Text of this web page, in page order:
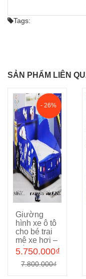
Tags:
SẢN PHẨM LIÊN
Cho vào giỏ hàng
- 26%
Giường
hình xe ô tô
cho bé trai
mê xe hơi –
Màu xanh
ngộ nghĩnh
siêu dễ
5.750.000₫
7.800.000₫